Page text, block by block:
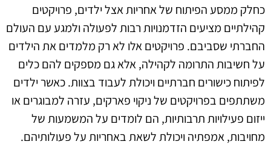
כחלק ממסע הפיתוח של אחריות אצל ילדים, פרויקטים
קהילתיים מציעים הזדמנויות רבות לפעולה ולמגע עם העולם
החברתי שסביבם. פרויקטים אלו לא רק מלמדים את הילדים
על חשיבות התרומה לקהילה, אלא גם מספקים להם כלים
לפיתוח כישורים חברתיים ויכולת לעבוד בצוות. כאשר ילדים
משתתפים בפרויקטים של ניקוי פארקים, עזרה למבוגרים או
ייזום פעילויות תרבותיות, הם לומדים על המשמעות של
מחויבות, אמפתיה ויכולת לשאת באחריות על פעולותיהם.